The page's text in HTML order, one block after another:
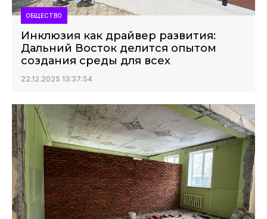
ОБЩЕСТВО
Инклюзия как драйвер развития:
Дальний Восток делится опытом
создания среды для всех
22.12.2025 13:37:54